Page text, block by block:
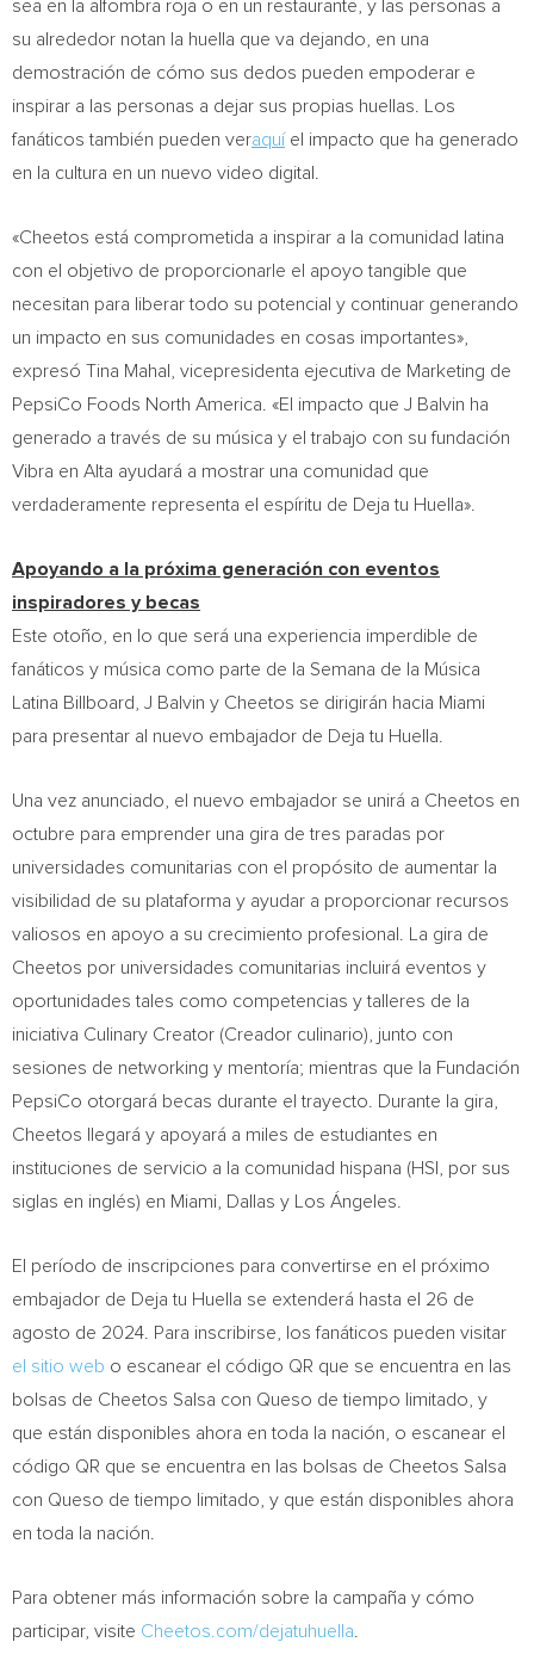
sea en la alfombra roja o en un restaurante, y las personas a
su alrededor notan la huella que va dejando, en una
demostración de cómo sus dedos pueden empoderar e
inspirar a las personas a dejar sus propias huellas. Los
fanáticos también pueden veraquí el impacto que ha generado
en la cultura en un nuevo video digital.
«Cheetos está comprometida a inspirar a la comunidad latina
con el objetivo de proporcionarle el apoyo tangible que
necesitan para liberar todo su potencial y continuar generando
un impacto en sus comunidades en cosas importantes»,
expresó Tina Mahal
, vicepresidenta ejecutiva de Marketing de
PepsiCo Foods North America. «El impacto que J Balvin ha
generado a través de su música y el trabajo con su fundación
Vibra en Alta ayudará a mostrar una comunidad que
verdaderamente representa el espíritu de Deja tu Huella».
Apoyando a la próxima generación con eventos
inspiradores y becas
Este otoño, en lo que será una experiencia imperdible de
fanáticos y música como parte de la Semana de la Música
Latina Billboard, J Balvin y Cheetos se dirigirán hacia Miami
para presentar al nuevo embajador de Deja tu Huella.
Una vez anunciado, el nuevo embajador se unirá a Cheetos en
octubre para emprender una gira de tres paradas por
universidades comunitarias con el propósito de aumentar la
visibilidad de su plataforma y ayudar a proporcionar recursos
valiosos en apoyo a su crecimiento profesional. La gira de
Cheetos por universidades comunitarias incluirá eventos y
oportunidades tales como competencias y talleres de la
iniciativa Culinary Creator (Creador culinario), junto con
sesiones de networking y mentoría; mientras que la Fundación
PepsiCo otorgará becas durante el trayecto.
Durante la gira,
Cheetos llegará y apoyará a miles de estudiantes en
instituciones de servicio a la comunidad hispana (HSI, por sus
siglas en inglés) en Miami Dallas y Los Ángeles.
El período de inscripciones para convertirse en el próximo
embajador de Deja tu Huella se extenderá hasta el 26 de
agosto de 2024. Para inscribirse, los fanáticos pueden visitar
el sitio web o escanear el código QR que se encuentra en las
bolsas de Cheetos Salsa con Queso de tiempo limitado, y
que están disponibles ahora en toda la nación, o escanear el
código QR que se encuentra en las bolsas de Cheetos Salsa
con Queso de tiempo limitado, y que están disponibles ahora
en toda la nación.
Para obtener más información sobre la campaña y cómo
participar, visite Cheetos.com/dejatuhuella